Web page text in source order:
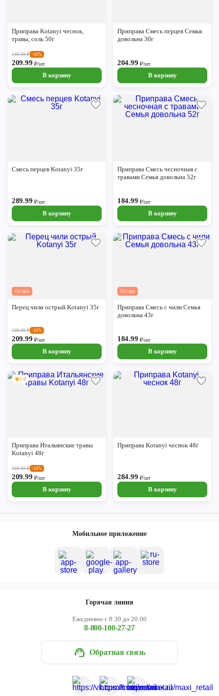
Приправа Kotanyi чеснок,
травы, соль 50г
249.99₽ -16%
209.99 ₽/шт
В корзину
Приправа Смесь перцев Семья
довольна 30г
204.99 ₽/шт
В корзину
Смесь перцев Kotanyi 35г
289.99 ₽/шт
В корзину
Приправа Смесь чесночная с
травами Семья довольна 52г
184.99 ₽/шт
В корзину
Остро
Перец чили острый Kotanyi 35г
249.99₽ -16%
209.99 ₽/шт
В корзину
Остро
Приправа Смесь с чили Семья
довольна 43г
184.99 ₽/шт
В корзину
5.0
Приправа Итальянские травы
Kotanyi 48г
249.99₽ -16%
209.99 ₽/шт
В корзину
Приправа Kotanyi чеснок 48г
284.99 ₽/шт
В корзину
Мобильное приложение
Горячая линия
Ежедневно с 8:30 до 20:00
8-800-100-27-27
Обратная связь